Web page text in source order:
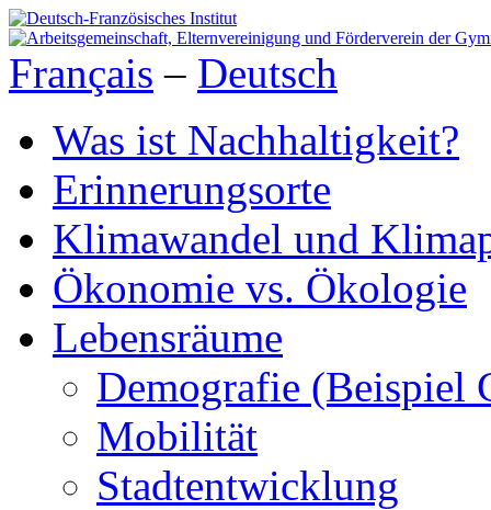
Français – Deutsch
Was ist Nachhaltigkeit?
Erinnerungsorte
Klimawandel und
Ökonomie vs. Ökologie
Lebensräume
Demografie (Beispiel
Mobilität
Stadtentwicklung